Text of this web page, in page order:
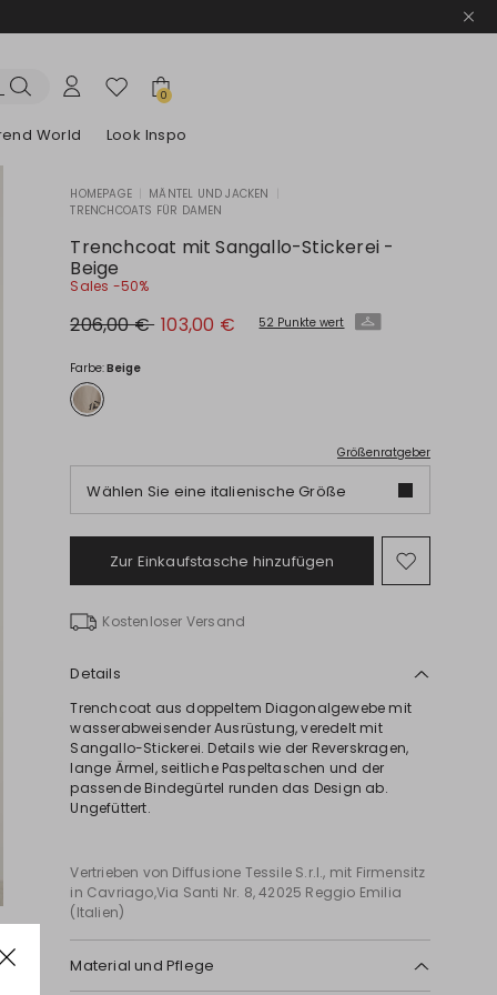
0
World Look Inspo
HOMEPAGE MÄNTEL UND JACKEN
TRENCHCOATS FÜR DAMEN
Trenchcoat mit Sangallo-Stickerei -
Beige
Sales -50%
Ursprünglicher
Preis
€
206,00 € Neuer
Preis
103,00 € 52 Punkte wert
Farbe:Beige
Größenratgeber
Wählen Sie eine italienische Größe
Zur Einkaufstasche hinzufügen Auf
die
Kostenloser Versand
Details
Trenchcoat aus doppeltem Diagonalgewebe mit
wasserabweisender Ausrüstung, veredelt mit
Sangallo-Stickerei. Details wie der Reverskragen,
lange Ärmel, seitliche Paspeltaschen und der
passende Bindegürtel runden das Design ab.
Ungefüttert.
Vertrieben von Diffusione Tessile S.r.l., mit Firmensitz
in Cavriago,Via Santi Nr. 8, 42025 Reggio Emilia
(Italien)
Material und Pflege